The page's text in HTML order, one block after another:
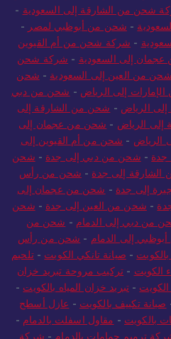
شحن من الشارقة إلى السعودية -
- شحن من أبوظبي لمصر -
- شركة شحن من أم القيوين
إلى السعودية - شركة شحن
من العين إلى السعودية - شحن
إلى الرياض - شحن من دبي
الرياض - شحن من الشارقة إلى
الرياض - شحن من عجمان إلى
الرياض - شحن من أم القيوين إلى
جدة - شحن من دبي إلى جدة - شحن
إلى جدة - شحن من رأس
إلى جدة - شحن من عجمان إلى
- شحن من العين إلى جدة - شحن
من دبي إلى الدمام - شحن من
إلى الدمام - شحن من رأس
- صيانة تانكي الكويت -تلحيم
الكويت - تركيب مروحة تبريد خزان
الكويت - تبريد خزان المياه بالكويت -
صيانة تكييف بالكويت - عازل أسطح
بالكويت - مقاول اسفلت بالدمام -
ترميم حمامات بالدمام - شركة